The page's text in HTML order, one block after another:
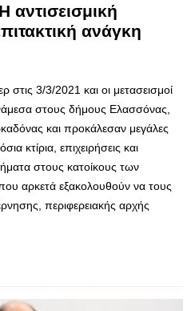
αντισεισμική
ανάγκη
στις 3/3/2021 και οι μετασεισμοί
στους δήμους Ελασσόνας,
και προκάλεσαν μεγάλες
κτίρια, επιχειρήσεις και
στους κατοίκους των
αρκετά εξακολουθούν να τους
περιφερειακής αρχής